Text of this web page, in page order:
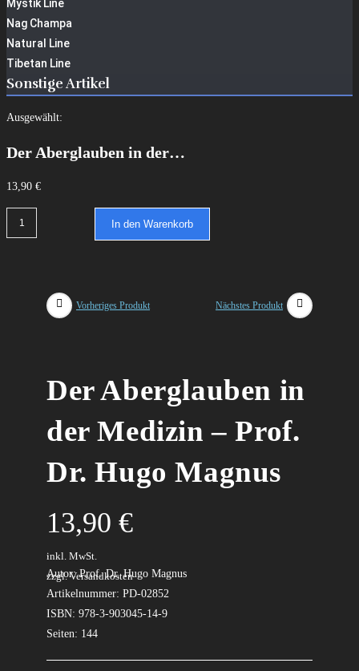
Mystik Line
Nag Champa
Natural Line
Tibetan Line
Sonstige Artikel
Ausgewählt:
Der Aberglauben in der…
13,90 €
In den Warenkorb
Vorheriges Produkt Nächstes Produkt
Der Aberglauben in
der Medizin – Prof.
Dr. Hugo Magnus
13,90 €
inkl. MwSt.
zzgl. Versandkosten
.
Autor: Prof. Dr. Hugo Magnus
Artikelnummer: PD-02852
ISBN: 978-3-903045-14-9
Seiten: 144